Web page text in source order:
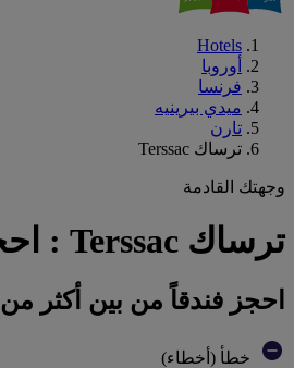
Hotels
أوروبا
فرنسا
ميدي بيرينيه
تارن
ترساك Terssac
وجهتك القادمة
ترساك Terssac : احجز فندقك
احجز فندقاً من بين أكثر من 45 علامة تجارية فندقية تابعة لمجموعة أكور
خطأ (أخطاء)